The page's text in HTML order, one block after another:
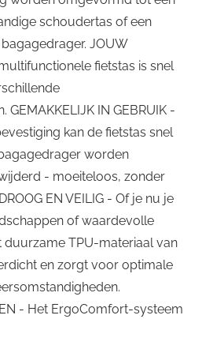
schoudertas of een
JOUW
fietstas is snel
IN GEBRUIK -
kan de fietstas snel
worden
- moeiteloos, zonder
EN VEILIG - Of je nu je
of waardevolle
duurzame TPU-materiaal van
en zorgt voor optimale
- Het ErgoComfort-systeem